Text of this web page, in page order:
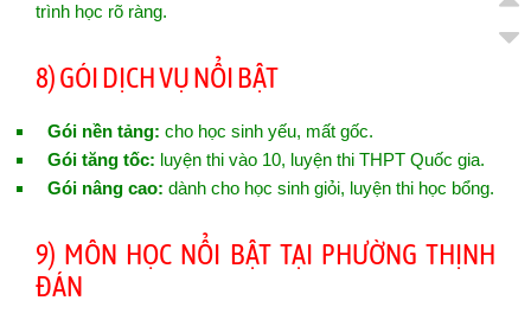
trình học rõ ràng.
8) GÓI DỊCH VỤ NỔI BẬT
Gói nền tảng: cho học sinh yếu, mất gốc.
Gói tăng tốc: luyện thi vào 10, luyện thi THPT Quốc gia.
Gói nâng cao: dành cho học sinh giỏi, luyện thi học bổng.
9) MÔN HỌC NỔI BẬT TẠI PHƯỜNG THỊNH
ĐÁN